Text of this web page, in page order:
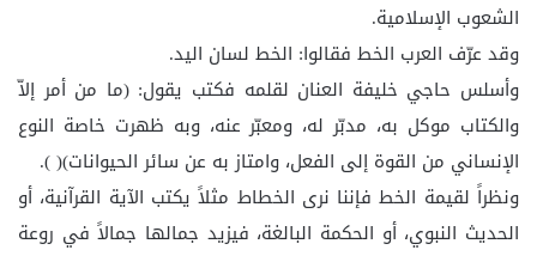
الشعوب الإسلامية.
وقد عرّف العرب الخط فقالوا: الخط لسان اليد.
وأسلس حاجي خليفة العنان لقلمه فكتب يقول: (ما من أمر إلاّ
والكتاب موكل به، مدبّر له، ومعبّر عنه، وبه ظهرت خاصة النوع
الإنساني من القوة إلى الفعل، وامتاز به عن سائر الحيوانات)( ).
ونظراً لقيمة الخط فإننا نرى الخطاط مثلاً يكتب الآية القرآنية، أو
الحديث النبوي، أو الحكمة البالغة، فيزيد جمالها جمالاً في روعة